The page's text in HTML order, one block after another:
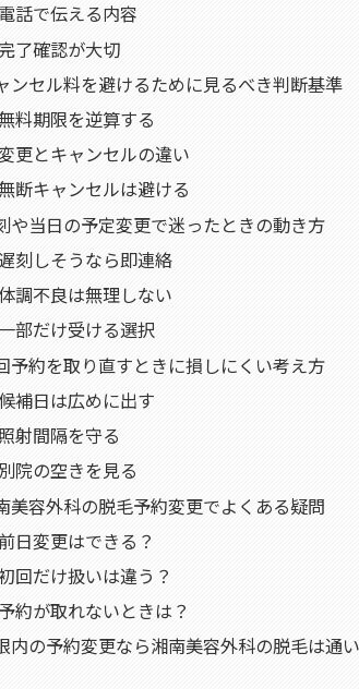
電話で伝える内容
完了確認が大切
ンセル料を避けるために見るべき判断基準
料期限を逆算する
更とキャンセルの違い
断キャンセルは避ける
や当日の予定変更で迷ったときの動き方
刻しそうなら即連絡
調不良は無理しない
一部だけ受ける選択
予約を取り直すときに損しにくい考え方
補日は広めに出す
照射間隔を守る
別院の空きを見る
美容外科の脱毛予約変更でよくある疑問
日変更はできる？
回だけ扱いは違う？
予約が取れないときは？
内の予約変更なら湘南美容外科の脱毛は通